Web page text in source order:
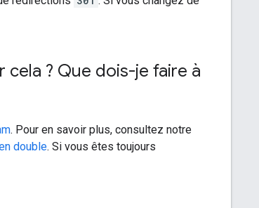
cela ? Que dois-je faire à
. Pour en savoir plus, consultez notre
double. Si vous êtes toujours